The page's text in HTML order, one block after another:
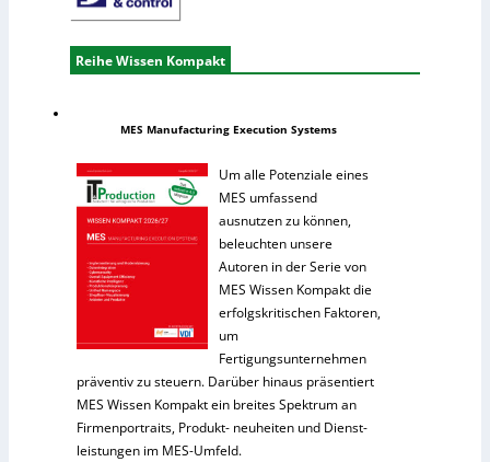
Reihe Wissen Kompakt
MES Manufacturing Execution Systems
Um alle Potenziale eines
MES umfassend
ausnutzen zu können,
beleuchten unsere
Autoren in der Serie von
MES Wissen Kompakt die
erfolgskritischen Faktoren,
um
Fertigungsunternehmen
präventiv zu steuern. Darüber hinaus präsentiert
MES Wissen Kompakt ein breites Spektrum an
Firmenportraits, Produkt- neuheiten und Dienst-
leistungen im MES-Umfeld.